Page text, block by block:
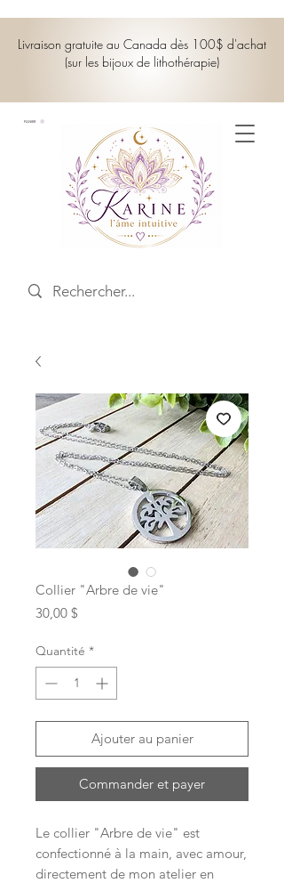
PANIER
Livraison gratuite au Canada dès 100$ d'achat
(sur les bijoux de lithothérapie)
Collier "Arbre de vie"
30,00 $
Quantité *
Ajouter au panier
Commander et payer
Le collier "Arbre de vie" est
confectionné à la main, avec amour,
directement de mon atelier en